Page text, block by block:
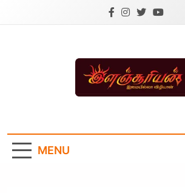
Tamil
Health
MENU